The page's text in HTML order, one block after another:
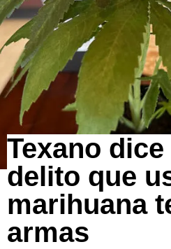
Texano
delito que
marihuana
armas